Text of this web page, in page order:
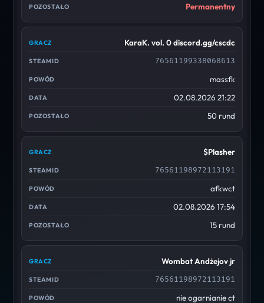
Permanentny
KaraK. vol. 0 discord.gg/cscdc
76561199338068613
massfk
02.08.2026 21:22
50 rund
$Plasher
76561198972113191
afkwct
02.08.2026 17:54
15 rund
Wombat Andżejov jr
76561198972113191
nie ogarnianie ct